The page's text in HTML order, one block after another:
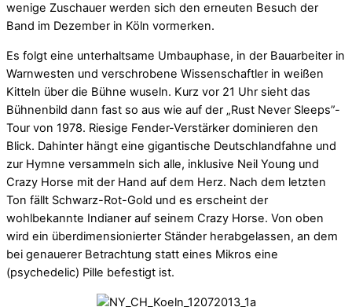
wenige Zuschauer werden sich den erneuten Besuch der
Band im Dezember in Köln vormerken.
Es folgt eine unterhaltsame Umbauphase, in der Bauarbeiter in
Warnwesten und verschrobene Wissenschaftler in weißen
Kitteln über die Bühne wuseln. Kurz vor 21 Uhr sieht das
Bühnenbild dann fast so aus wie auf der „Rust Never Sleeps”-
Tour von 1978. Riesige Fender-Verstärker dominieren den
Blick. Dahinter hängt eine gigantische Deutschlandfahne und
zur Hymne versammeln sich alle, inklusive Neil Young und
Crazy Horse mit der Hand auf dem Herz. Nach dem letzten
Ton fällt Schwarz-Rot-Gold und es erscheint der
wohlbekannte Indianer auf seinem Crazy Horse. Von oben
wird ein überdimensionierter Ständer herabgelassen, an dem
bei genauerer Betrachtung statt eines Mikros eine
(psychedelic) Pille befestigt ist.